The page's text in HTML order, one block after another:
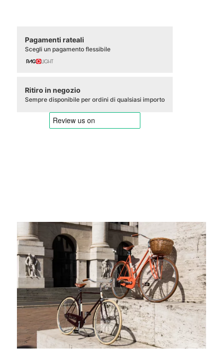
Pagamenti rateali
Scegli un pagamento flessibile
Ritiro in negozio
Sempre disponibile per ordini di qualsiasi importo